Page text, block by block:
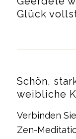
Glück
Schön,
weibliche
Verbinden
Zen-